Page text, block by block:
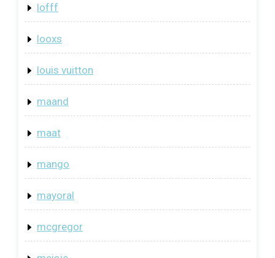
lofff
looxs
louis vuitton
maand
maat
mango
mayoral
mcgregor